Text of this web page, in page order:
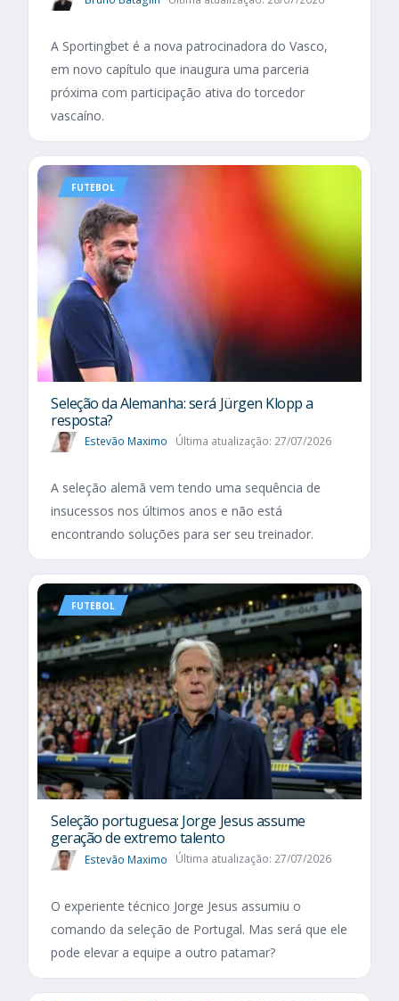
A Sportingbet é a nova patrocinadora do Vasco,
em novo capítulo que inaugura uma parceria
próxima com participação ativa do torcedor
vascaíno.
FUTEBOL
Seleção da Alemanha: será Jürgen Klopp a
resposta?
Estevão Maximo Última atualização: 27/07/2026
A seleção alemã vem tendo uma sequência de
insucessos nos últimos anos e não está
encontrando soluções para ser seu treinador.
FUTEBOL
Seleção portuguesa: Jorge Jesus assume
geração de extremo talento
Estevão Maximo Última atualização: 27/07/2026
O experiente técnico Jorge Jesus assumiu o
comando da seleção de Portugal. Mas será que ele
pode elevar a equipe a outro patamar?